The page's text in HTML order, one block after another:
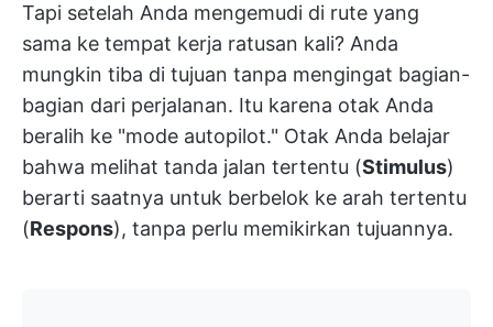
Tapi setelah Anda mengemudi di rute yang
sama ke tempat kerja ratusan kali? Anda
mungkin tiba di tujuan tanpa mengingat bagian-
bagian dari perjalanan. Itu karena otak Anda
beralih ke "mode autopilot." Otak Anda belajar
bahwa melihat tanda jalan tertentu (Stimulus)
berarti saatnya untuk berbelok ke arah tertentu
(Respons), tanpa perlu memikirkan tujuannya.